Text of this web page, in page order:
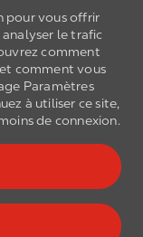
pour vous offrir
le trafic
comment
comment vous
Paramètres
à utiliser ce site,
de connexion.
(0)